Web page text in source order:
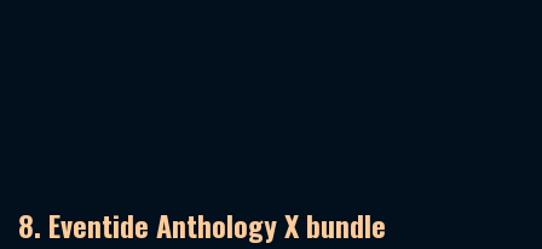
8. Eventide Anthology X bundle